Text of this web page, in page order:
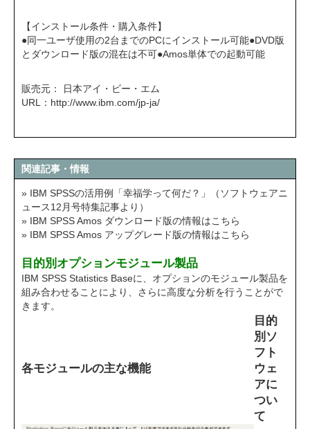
【インストール条件・購入条件】
●同一ユーザ使用の2台までのPCにインストール可能●DVD版
とダウンロード版の混在は不可●Amos単体での起動可能
販売元： 日本アイ・ビー・エム
URL： http://www.ibm.com/jp-ja/
関連記事・情報
» IBM SPSSの活用例「幸福学って何だ？」（ソフトウェアニ
ュース12月号特集記事より）
» IBM SPSS Amos ダウンロード版の情報はこちら
» IBM SPSS Amos アップグレード版の情報はこちら
目的別オプションモジュール製品
IBM SPSS Statistics Baseに、オプションのモジュール製品を
組み合わせることにより、さらに高度な分析を行うことがで
きます。
各モジュールの主な機能
目的
別ソ
フト
ウェ
アに
つい
て